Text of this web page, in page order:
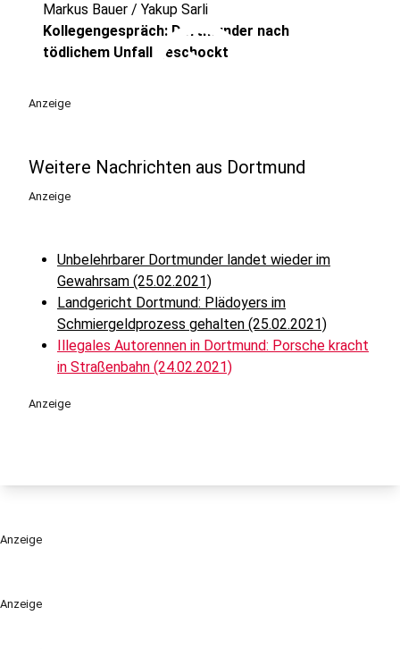
Anzeige
play_circle
Markus Bauer / Yakup Sarli
Kollegengespräch: Dortmunder nach
tödlichem Unfall geschockt
Anzeige
Weitere Nachrichten aus Dortmund
Anzeige
Unbelehrbarer Dortmunder landet wieder im
Gewahrsam (25.02.2021)
Landgericht Dortmund: Plädoyers im
Schmiergeldprozess gehalten (25.02.2021)
Illegales Autorennen in Dortmund: Porsche kracht
in Straßenbahn (24.02.2021)
Anzeige
Anzeige